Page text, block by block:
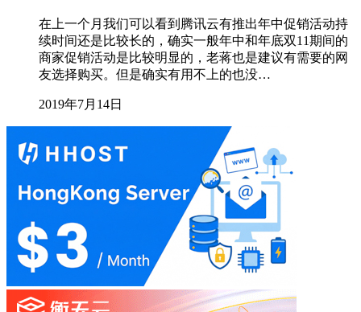
在上一个月我们可以看到腾讯云有推出年中促销活动持
续时间还是比较长的，确实一般年中和年底双11期间的
商家促销活动是比较明显的，老蒋也是建议有需要的网
友选择购买。但是确实有用不上的也没…
2019年7月14日